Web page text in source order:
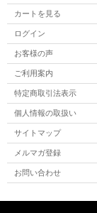
カートを見る
ログイン
お客様の声
ご利用案内
特定商取引法表示
個人情報の取扱い
サイトマップ
メルマガ登録
お問い合わせ